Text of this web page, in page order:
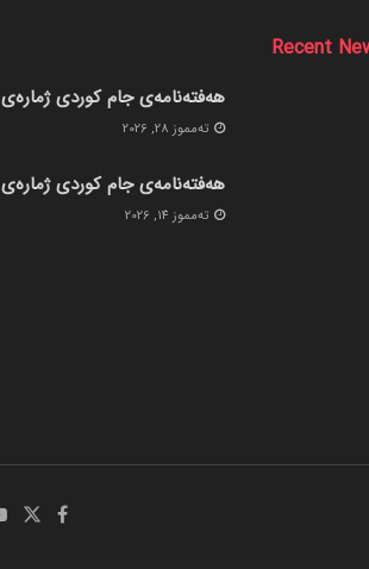
Recent
هەفتەنامەی جام کوردی ژمارەی 432
ته‌مموز 28, 2026
هەفتەنامەی جام کوردی ژمارەی 431
ته‌مموز 14, 2026